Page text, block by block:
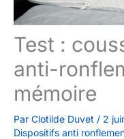
Test :
anti-
mémoire
Par Clotilde Duvet / 2
Dispositifs anti